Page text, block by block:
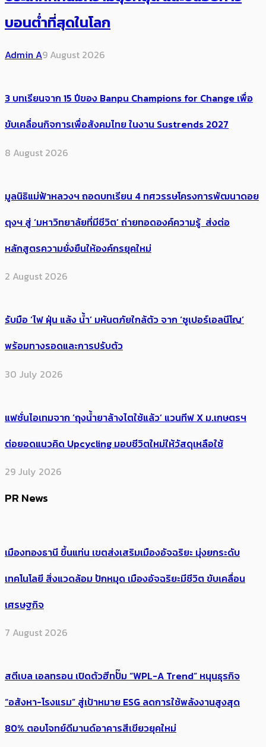
บอนต่ำที่สุดในโลก
Admin A9 August 2026
3 บทเรียนจาก 15 ปีของ Banpu Champions for Change เพื่อ
ขับเคลื่อนกิจการเพื่อสังคมไทย ในงาน Sustrends 2027
8 August 2026
มูลนิธิแม่ฟ้าหลวงฯ ถอดบทเรียน 4 ทศวรรษโครงการพัฒนาดอย
ตุงฯ สู่ ‘มหาวิทยาลัยที่มีชีวิต’ ถ่ายทอดองค์ความรู้ ส่งต่อ
หลักสูตรความยั่งยืนให้องค์กรยุคใหม่
2 August 2026
รับมือ ‘ไฟ ฝุ่น แล้ง น้ำ’ มหันตภัยใกล้ตัว จาก ‘ซูเปอร์เอลนีโญ’
พร้อมทางรอดและการปรับตัว
30 July 2026
แฟชั่นไอเทมจาก ‘ถุงน้ำยาล้างไตใช้แล้ว’ แวนทีฟ X ม.เกษตรฯ
ต่อยอดแนวคิด Upcycling มอบชีวิตใหม่ให้วัสดุเหลือใช้
29 July 2026
PR News
เมืองทองธานี ขึ้นแท่น เขตส่งเสริมเมืองอัจฉริยะ มุ่งยกระดับ
เทคโนโลยี สิ่งแวดล้อม ปักหมุด เมืองอัจฉริยะมีชีวิต ขับเคลื่อน
เศรษฐกิจ
7 August 2026
สตีเบล เอลทรอน เปิดตัวฮีทปั๊ม “WPL-A Trend” หนุนธุรกิจ
“อสังหา-โรงแรม” สู่เป้าหมาย ESG ลดการใช้พลังงานสูงสุด
80% ตอบโจทย์ดีมานด์อาคารสีเขียวยุคใหม่